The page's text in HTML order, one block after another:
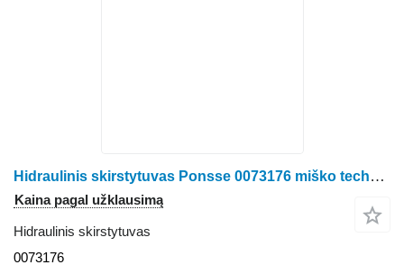
Hidraulinis skirstytuvas Ponsse 0073176 miško technikos
Kaina pagal užklausimą
Hidraulinis skirstytuvas
0073176